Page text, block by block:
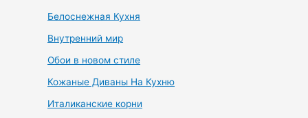
Белоснежная Кухня
Внутренний мир
Обои в новом стиле
Кожаные Диваны На Кухню
Италиканские корни